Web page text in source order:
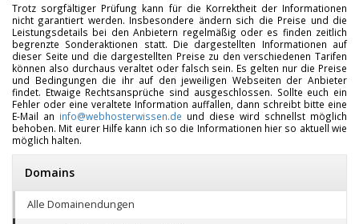
Trotz sorgfältiger Prüfung kann für die Korrektheit der Informationen
nicht garantiert werden. Insbesondere ändern sich die Preise und die
Leistungsdetails bei den Anbietern regelmäßig oder es finden zeitlich
begrenzte Sonderaktionen statt. Die dargestellten Informationen auf
dieser Seite und die dargestellten Preise zu den verschiedenen Tarifen
können also durchaus veraltet oder falsch sein. Es gelten nur die Preise
und Bedingungen die ihr auf den jeweiligen Webseiten der Anbieter
findet. Etwaige Rechtsansprüche sind ausgeschlossen. Sollte euch ein
Fehler oder eine veraltete Information auffallen, dann schreibt bitte eine
E-Mail an info@webhosterwissen.de und diese wird schnellst möglich
behoben. Mit eurer Hilfe kann ich so die Informationen hier so aktuell wie
möglich halten.
Domains
Alle Domainendungen